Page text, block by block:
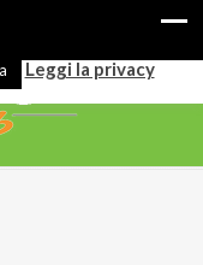
Leggi la privacy